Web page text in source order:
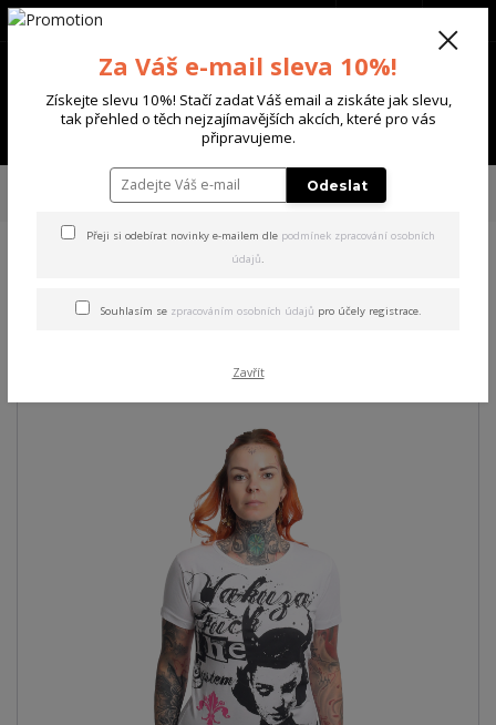
Menu
+420 702 136 620
TRIČKA & TÍLKA
Yakuza dámské tílko Donna Urban
Crew Neck T-Shirt
Urban Crew Neck T-Shirt
Za Váš e-mail sleva 10%!
Získejte slevu 10%! Stačí zadat Váš email a ziskáte jak slevu,
tak přehled o těch nejzajímavějších akcích, které pro vás
připravujeme.
Odeslat
Přeji si odebírat novinky e-mailem dle podmínek zpracování osobních
údajů.
Souhlasím se zpracováním osobních údajů pro účely registrace.
Zavřít